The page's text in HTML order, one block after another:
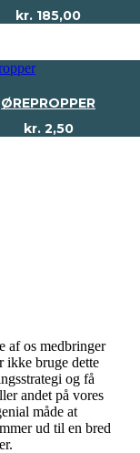
kr. 185,00
ØREPROPPER
kr.2,50
af os medbringer
ikke bruge dette
og få
andet på vores
måde at
ud til en bred